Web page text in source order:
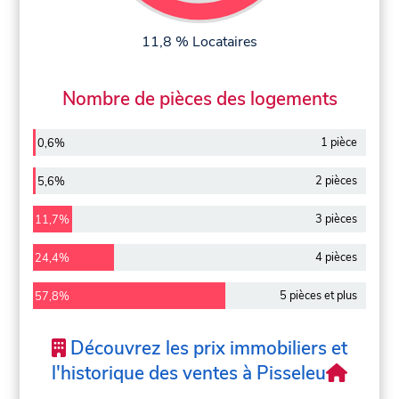
11,8 % Locataires
Nombre de pièces des logements
0,6% 1 pièce
5,6% 2 pièces
11,7% 3 pièces
24,4% 4 pièces
57,8% 5 pièces et plus
Découvrez les prix immobiliers et
l'historique des ventes à Pisseleu